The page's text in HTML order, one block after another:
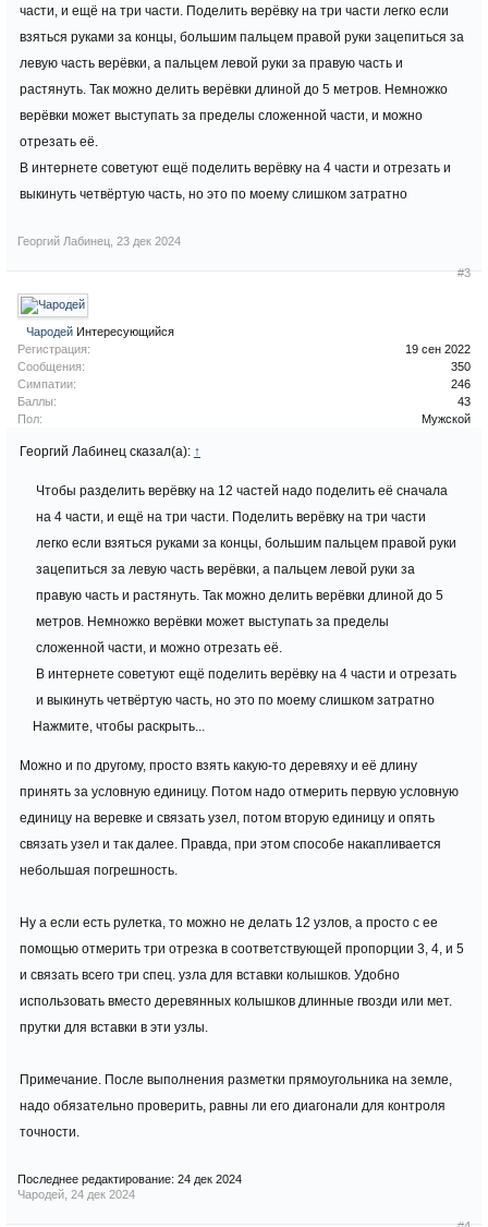
части, и ещё на три части. Поделить верёвку на три части легко если
взяться руками за концы, большим пальцем правой руки зацепиться за
левую часть верёвки, а пальцем левой руки за правую часть и
растянуть. Так можно делить верёвки длиной до 5 метров. Немножко
верёвки может выступать за пределы сложенной части, и можно
отрезать её.
В интернете советуют ещё поделить верёвку на 4 части и отрезать и
выкинуть четвёртую часть, но это по моему слишком затратно
Георгий Лабинец 23 дек 2024
#3
Чародей Интересующийся
Регистрация:
19 сен 2022
Сообщения:
350
Симпатии:
246
Баллы:
43
Пол:
Мужской
Георгий Лабинец сказал(а): ↑
Чтобы разделить верёвку на 12 частей надо поделить её сначала
на 4 части, и ещё на три части. Поделить верёвку на три части
легко если взяться руками за концы, большим пальцем правой руки
зацепиться за левую часть верёвки, а пальцем левой руки за
правую часть и растянуть. Так можно делить верёвки длиной до 5
метров. Немножко верёвки может выступать за пределы
сложенной части, и можно отрезать её.
В интернете советуют ещё поделить верёвку на 4 части и отрезать
и выкинуть четвёртую часть, но это по моему слишком затратно
Нажмите, чтобы раскрыть...
Можно и по другому, просто взять какую-то деревяху и её длину
принять за условную единицу. Потом надо отмерить первую условную
единицу на веревке и связать узел, потом вторую единицу и опять
связать узел и так далее. Правда, при этом способе накапливается
небольшая погрешность.
Ну а если есть рулетка, то можно не делать 12 узлов, а просто с ее
помощью отмерить три отрезка в соответствующей пропорции 3, 4, и 5
и связать всего три спец. узла для вставки колышков. Удобно
использовать вместо деревянных колышков длинные гвозди или мет.
прутки для вставки в эти узлы.
Примечание. После выполнения разметки прямоугольника на земле,
надо обязательно проверить, равны ли его диагонали для контроля
точности.
Последнее редактирование: 24 дек 2024
Чародей 24 дек 2024